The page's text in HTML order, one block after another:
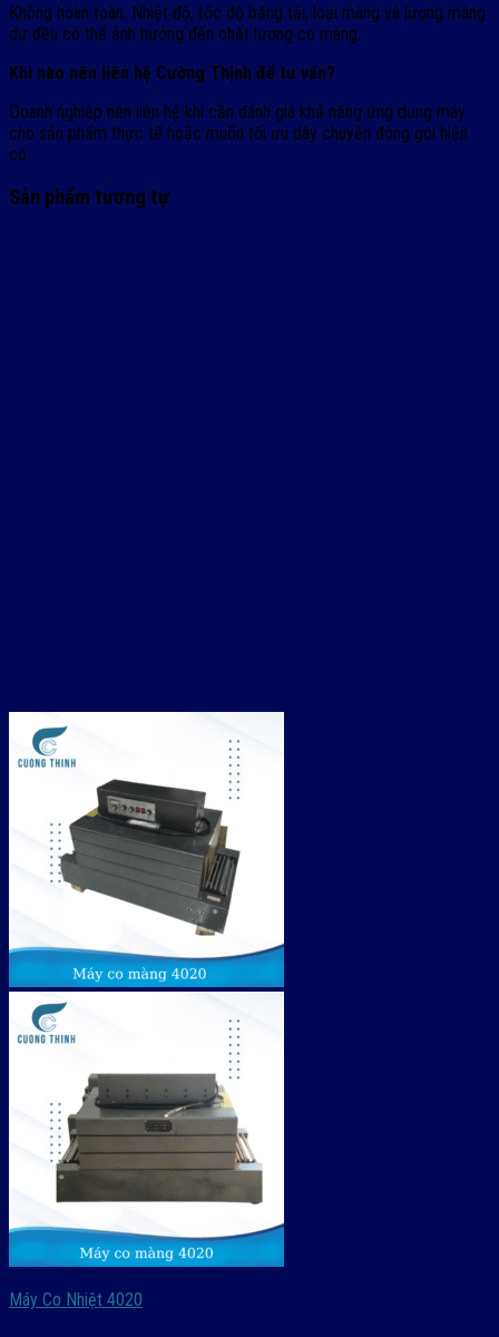
Không hoàn toàn. Nhiệt độ, tốc độ băng tải, loại màng và lượng màng
dư đều có thể ảnh hưởng đến chất lượng co màng.
Khi nào nên liên hệ Cường Thịnh để tư vấn?
Doanh nghiệp nên liên hệ khi cần đánh giá khả năng ứng dụng máy
cho sản phẩm thực tế hoặc muốn tối ưu dây chuyền đóng gói hiện
có.
Sản phẩm tương tự
Máy Co Nhiệt 4020